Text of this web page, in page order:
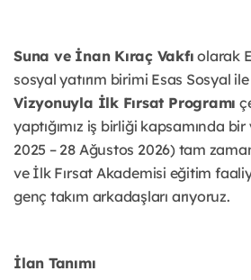
Suna ve İnan Kıraç Vakfı olarak
sosyal yatırım birimi Esas Sosyal
Vizyonuyla İlk Fırsat Programı
yaptığımız iş birliği kapsamında
2025 – 28 Ağustos 2026) tam
ve İlk Fırsat Akademisi eğitim
genç takım arkadaşları arıyoruz.
İlan Tanımı